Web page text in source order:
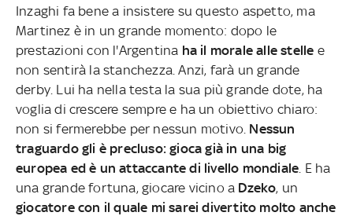
Inzaghi fa bene a insistere su questo aspetto, ma
Martinez è in un grande momento: dopo le
prestazioni con l'Argentina ha il morale alle stelle e
non sentirà la stanchezza. Anzi, farà un grande
derby. Lui ha nella testa la sua più grande dote, ha
voglia di crescere sempre e ha un obiettivo chiaro:
non si fermerebbe per nessun motivo. Nessun
traguardo gli è precluso: gioca già in una big
europea ed è un attaccante di livello mondiale . E ha
una grande fortuna, giocare vicino a Dzeko, un
giocatore con il quale mi sarei divertito molto anche